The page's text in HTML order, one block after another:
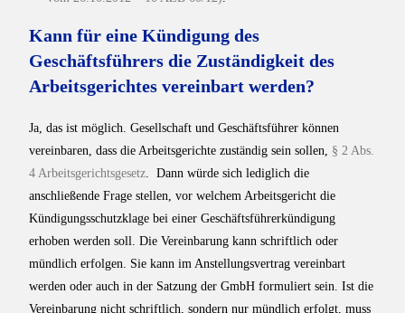
Kann für eine Kündigung des
Geschäftsführers die Zuständigkeit des
Arbeitsgerichtes vereinbart werden?
Ja, das ist möglich. Gesellschaft und Geschäftsführer können
vereinbaren, dass die Arbeitsgerichte zuständig sein sollen, § 2 Abs.
4 Arbeitsgerichtsgesetz. Dann würde sich lediglich die
anschließende Frage stellen, vor welchem Arbeitsgericht die
Kündigungsschutzklage bei einer Geschäftsführerkündigung
erhoben werden soll. Die Vereinbarung kann schriftlich oder
mündlich erfolgen. Sie kann im Anstellungsvertrag vereinbart
werden oder auch in der Satzung der GmbH formuliert sein. Ist die
Vereinbarung nicht schriftlich, sondern nur mündlich erfolgt, muss